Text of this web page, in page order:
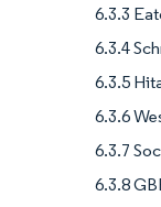
6.3.3
6.3.4
6.3.5
6.3.6
6.3.7
6.3.8